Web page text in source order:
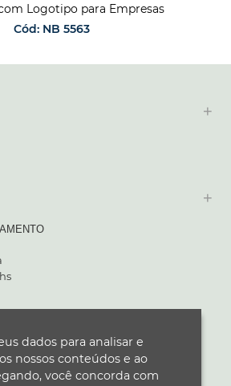
Logotipo para Empresas
Cód: NB 5563
+
+
dados para analisar e
nossos conteúdos e ao
você concorda com